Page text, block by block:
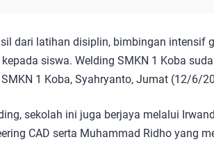
dari latihan disiplin, bimbingan intensif
siswa. Welding SMKN 1 Koba
1 Koba, Syahryanto, Jumat (12/6/
sekolah ini juga berjaya melalui
CAD serta Muhammad Ridho yang